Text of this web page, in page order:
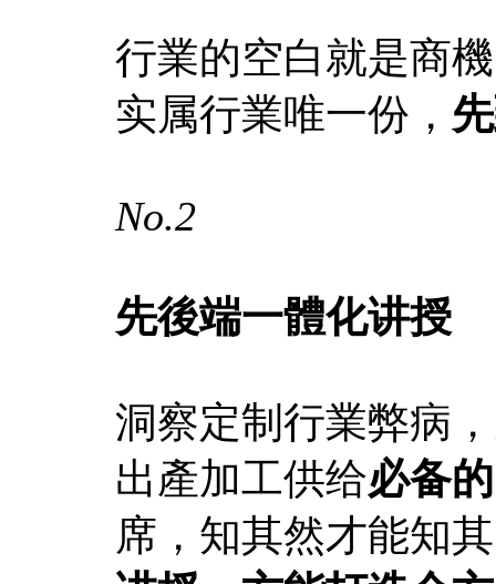
行業的空白就是商
实属行業唯一份，
No.2
先後端一體化讲授
洞察定制行業弊病
出產加工供给必备的
席，知其然才能知